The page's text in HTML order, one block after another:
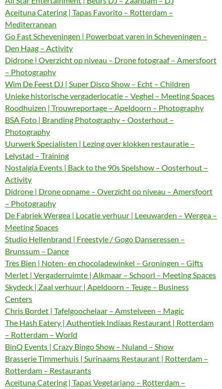
Aceituna Catering | Tapas Favorito – Rotterdam –
Mediterranean
Go Fast Scheveningen | Powerboat varen in Scheveningen –
Den Haag – Activity
Didrone | Overzicht op niveau – Drone fotograaf – Amersfoort
– Photography
Wim De Feest DJ | Super Disco Show – Echt – Children
Unieke historische vergaderlocatie – Veghel – Meeting Spaces
Roodhuizen | Trouwreportage – Apeldoorn – Photography
BSA Foto | Branding Photography – Oosterhout –
Photography
Uurwerk Specialisten | Lezing over klokken restauratie –
Lelystad – Training
Nostalgia Events | Back to the 90s Spelshow – Oosterhout –
Activity
Didrone | Drone opname – Overzicht op niveau – Amersfoort
– Photography
De Fabriek Wergea | Locatie verhuur | Leeuwarden – Wergea –
Meeting Spaces
Studio Hellenbrand | Freestyle / Gogo Danseressen –
Brunssum – Dance
Tres Bien | Noten- en chocoladewinkel – Groningen – Gifts
Merlet | Vergaderruimte | Alkmaar – Schoorl – Meeting Spaces
Skydeck | Zaal verhuur | Apeldoorn – Teuge – Business
Centers
Chris Bordet | Tafelgoochelaar – Amstelveen – Magic
The Hash Eatery | Authentiek Indiaas Restaurant | Rotterdam
– Rotterdam – World
BinQ Events | Crazy Bingo Show – Nuland – Show
Brasserie Timmerhuis | Surinaams Restaurant | Rotterdam –
Rotterdam – Restaurants
Aceituna Catering | Tapas Vegetariano – Rotterdam –